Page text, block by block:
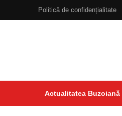
Politică de confidențialitate
Actualitatea Buzoiană